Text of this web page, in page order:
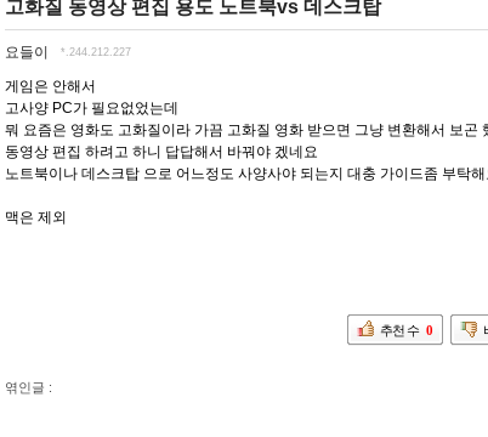
고화질 동영상 편집 용도 노트북vs 데스크탑
요들이 *.244.212.227
게임은 안해서
고사양 PC가 필요없었는데
뭐 요즘은 영화도 고화질이라 가끔 고화질 영화 받으면 그냥 변환해서 보곤
동영상 편집 하려고 하니 답답해서 바꿔야 겠네요
노트북이나 데스크탑 으로 어느정도 사양사야 되는지 대충 가이드좀 부탁해
맥은 제외
추천 수 0
엮인글 :